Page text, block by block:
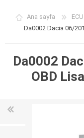
(0)
Ana sayfa
Da0002 Dacia 06/
Da0002
OBD